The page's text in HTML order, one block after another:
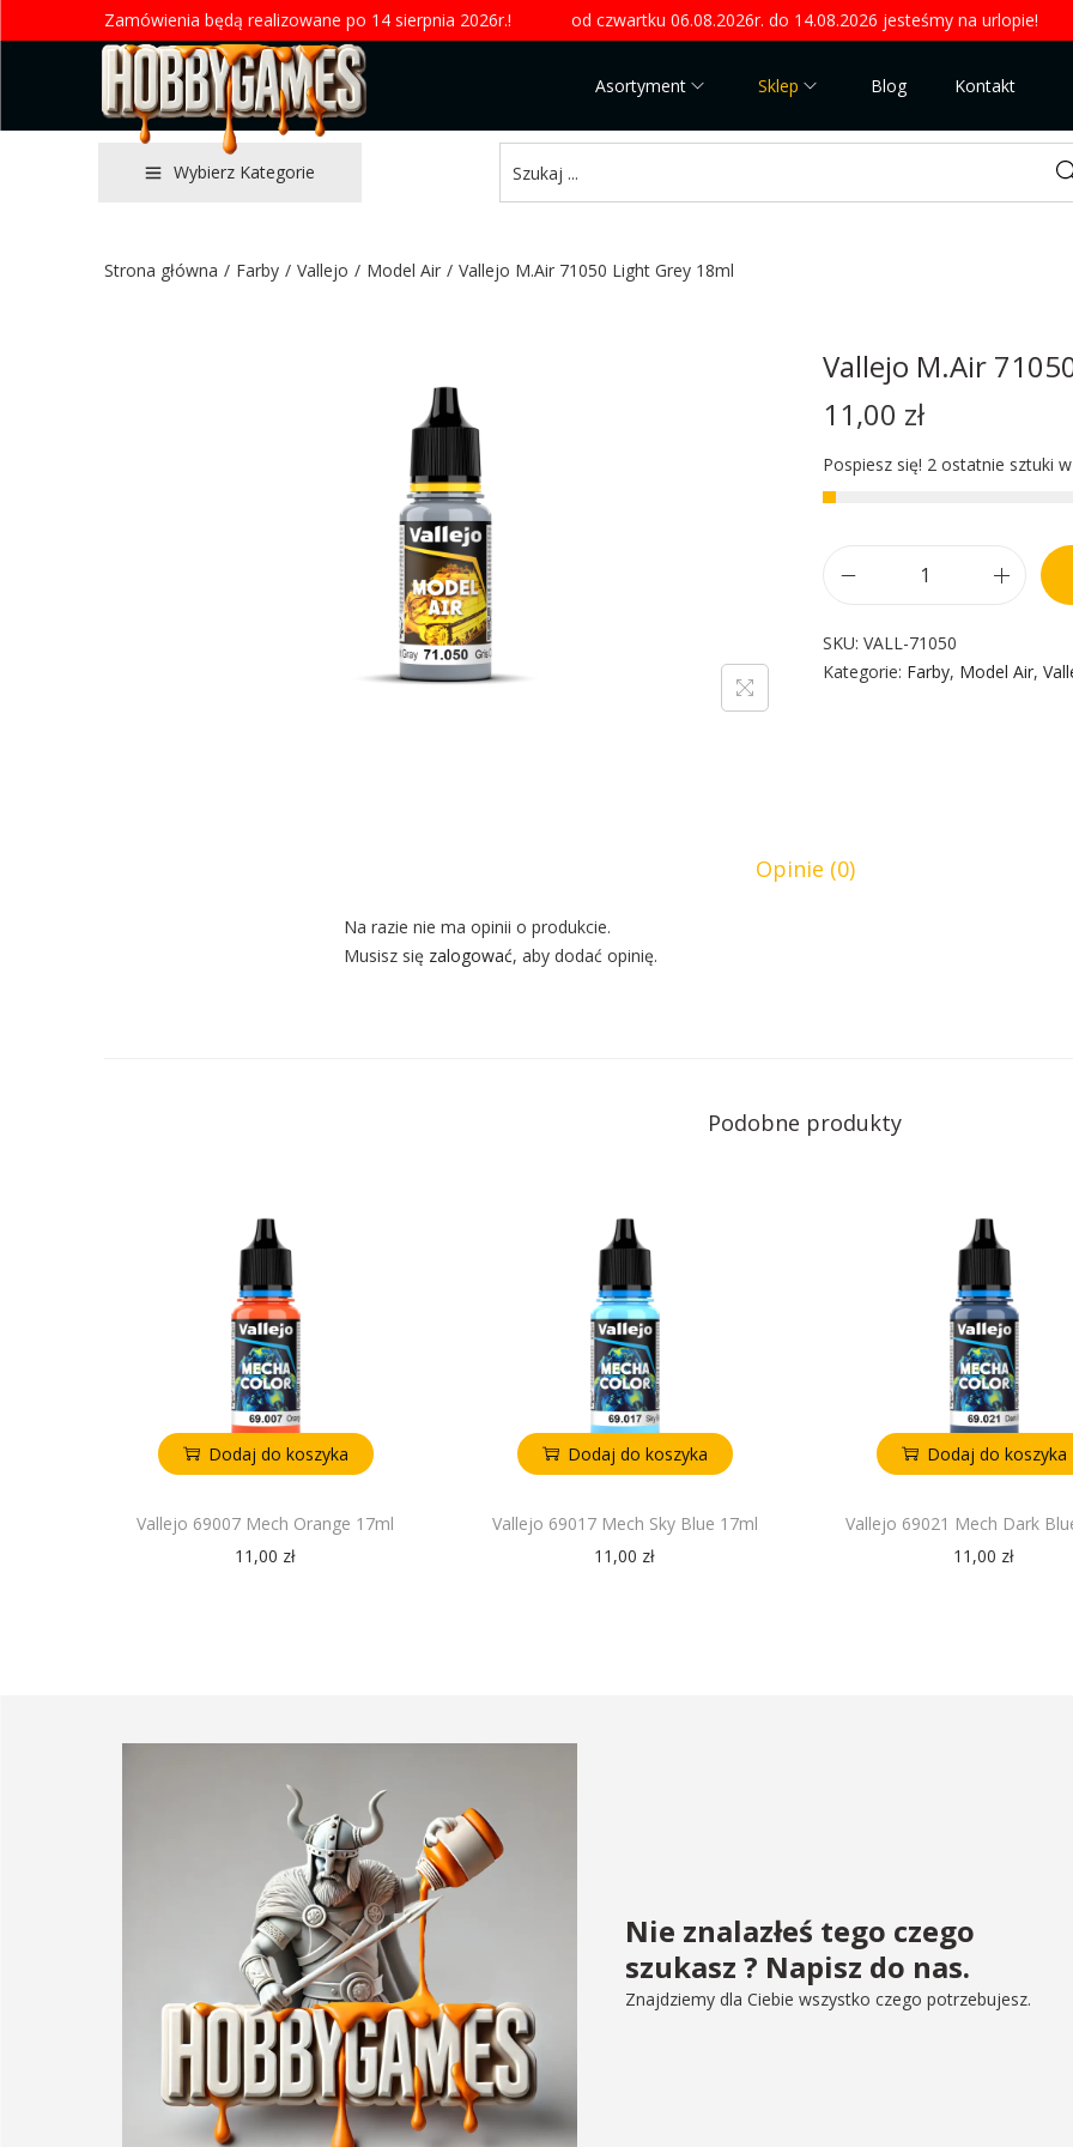
Zamówienia będą realizowane po 14 sierpnia 2026r.! od czwartku 06.08.2026r. do 14.08.2026 jesteśmy na urlopie!
Asortyment Sklep Blog Kontakt
Wybierz Kategorie
Strona główna / Farby / Vallejo / Model Air / Vallejo M.Air 71050 Light Grey 18ml
Vallejo M.Air
11,00 zł
Pospiesz się! 2 ostatnie sztuki
SKU: VALL-71050
Kategorie: Farby, Model Air,
Opinie (0)
Na razie nie ma opinii o produkcie.
Musisz się zalogować, aby dodać opinię.
Podobne produkty
Dodaj do koszyka
Vallejo 69007 Mech Orange 17ml
11,00 zł
Dodaj do koszyka
Vallejo 69017 Mech Sky Blue 17ml
11,00 zł
Dodaj do koszyka
Vallejo 69021 Mech Dark
11,00 zł
Nie znalazłeś tego czego
szukasz ? Napisz do nas.
Znajdziemy dla Ciebie wszystko czego potrzebujesz.